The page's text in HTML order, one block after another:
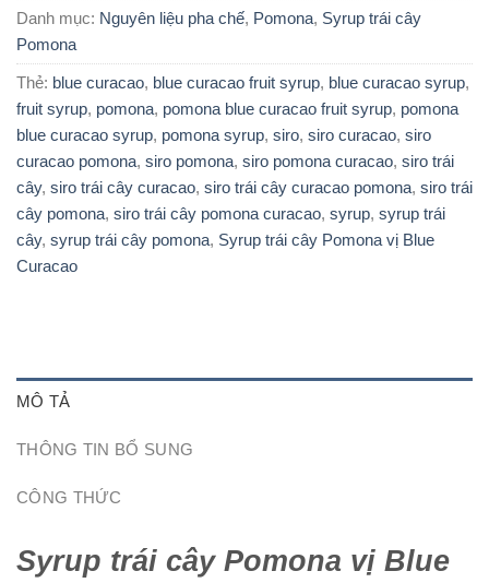
Danh mục: Nguyên liệu pha chế, Pomona, Syrup trái cây
Pomona
Thẻ: blue curacao, blue curacao fruit syrup, blue curacao syrup,
fruit syrup, pomona, pomona blue curacao fruit syrup, pomona
blue curacao syrup, pomona syrup, siro, siro curacao, siro
curacao pomona, siro pomona, siro pomona curacao, siro trái
cây, siro trái cây curacao, siro trái cây curacao pomona, siro trái
cây pomona, siro trái cây pomona curacao, syrup, syrup trái
cây, syrup trái cây pomona, Syrup trái cây Pomona vị Blue
Curacao
MÔ TẢ
THÔNG TIN BỔ SUNG
CÔNG THỨC
Syrup trái cây Pomona vị Blue